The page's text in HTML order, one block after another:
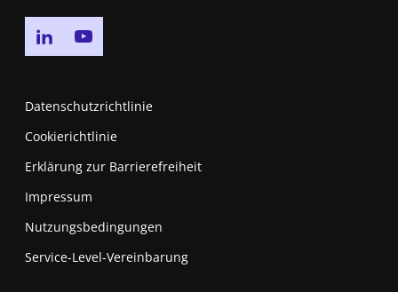
Go to linkedin page
Datenschutzrichtlinie
Cookierichtlinie
Erklärung zur Barrierefreiheit
Impressum
Nutzungsbedingungen
New window
Service-Level-Vereinbarung